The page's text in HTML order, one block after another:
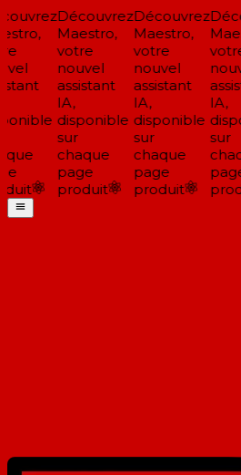
Découvrez
Maestro,
votre
nouvel
assistant
IA,
disponible
sur
chaque
page
produit
Découvrez
Maestro,
votre
nouvel
assistant
IA,
disponible
sur
chaque
page
produit
votre
IA,
sur
page